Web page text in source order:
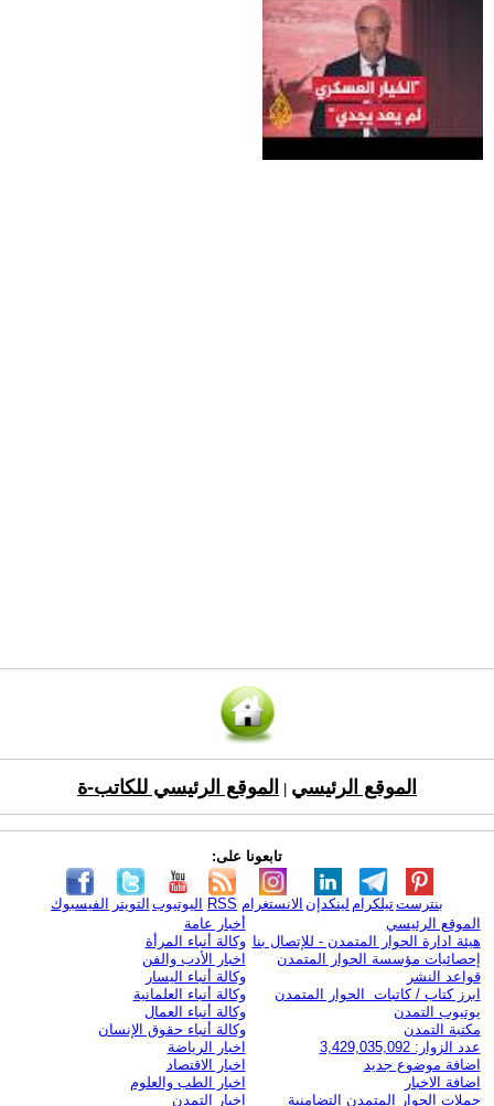
الموقع الرئيسي الموقع الرئيسي للكاتب-ة
تابعونا على:
الفيسبوك التويتر اليوتيوب RSS الانستغرام لينكدإن تيلكرامبنترست
الموقع الرئيسي
هيئة ادارة الحوار المتمدن - للإتصال بنا
إحصائيات مؤسسة الحوار المتمدن
قواعد النشر
ابرز كتاب / كاتبات الحوار المتمدن
يوتيوب التمدن
مكتبة التمدن
عدد الزوار: 3,429,035,092
اضافة موضوع جديد
اضافة الاخبار
حملات الحوار المتمدن التضامنية
أخبار عامة
وكالة أنباء المرأة
اخبار الأدب والفن
وكالة أنباء اليسار
وكالة أنباء العلمانية
وكالة أنباء العمال
وكالة أنباء حقوق الإنسان
اخبار الرياضة
اخبار الاقتصاد
اخبار الطب والعلوم
اخبار التمدن